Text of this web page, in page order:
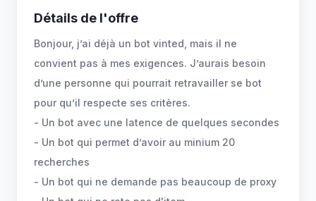
Détails de l'offre
Bonjour, j’ai déjà un bot vinted, mais il ne
convient pas à mes exigences. J’aurais besoin
d’une personne qui pourrait retravailler se bot
pour qu’il respecte ses critères.
- Un bot avec une latence de quelques secondes
- Un bot qui permet d’avoir au minium 20
recherches
- Un bot qui ne demande pas beaucoup de proxy